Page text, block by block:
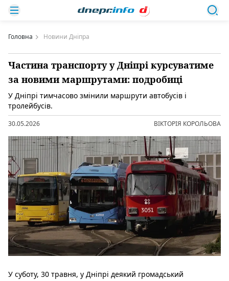
Головна Новини Дніпра
Частина транспорту у Дніпрі курсуватиме
за новими маршрутами: подробиці
У Дніпрі тимчасово змінили маршрути автобусів і
тролейбусів.
30.05.2026 ВІКТОРІЯ КОРОЛЬОВА
У суботу, 30 травня, у Дніпрі деякий громадський